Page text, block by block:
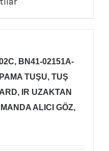
BN41-02151A-
TUŞU, TUŞ
IR UZAKTAN
ALICI GÖZ,